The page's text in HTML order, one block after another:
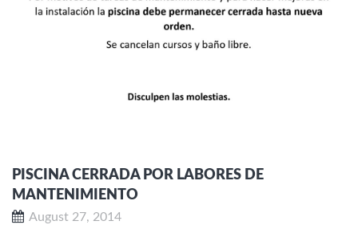
PISCINA CERRADA POR LABORES DE
MANTENIMIENTO
August 27, 2014